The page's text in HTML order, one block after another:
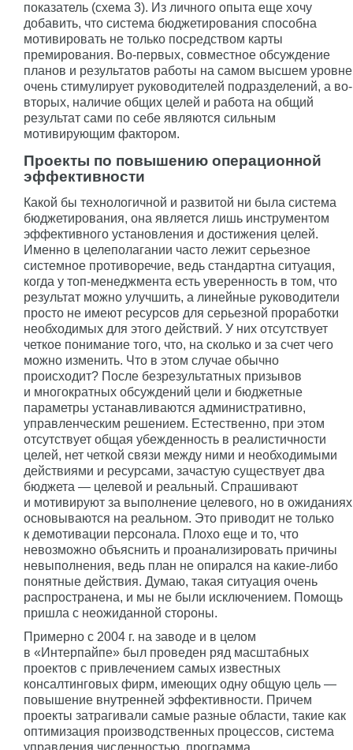
показатель (схема 3). Из личного опыта еще хочу
добавить, что система бюджетирования способна
мотивировать не только посредством карты
премирования. Во-первых, совместное обсуждение
планов и результатов работы на самом высшем уровне
очень стимулирует руководителей подразделений, а во-
вторых, наличие общих целей и работа на общий
результат сами по себе являются сильным
мотивирующим фактором.
Проекты по повышению операционной
эффективности
Какой бы технологичной и развитой ни была система
бюджетирования, она является лишь инструментом
эффективного установления и достижения целей.
Именно в целеполагании часто лежит серьезное
системное противоречие, ведь стандартна ситуация,
когда у топ-менеджмента есть уверенность в том, что
результат можно улучшить, а линейные руководители
просто не имеют ресурсов для серьезной проработки
необходимых для этого действий. У них отсутствует
четкое понимание того, что, на сколько и за счет чего
можно изменить. Что в этом случае обычно
происходит? После безрезультатных призывов
и многократных обсуждений цели и бюджетные
параметры устанавливаются административно,
управленческим решением. Естественно, при этом
отсутствует общая убежденность в реалистичности
целей, нет четкой связи между ними и необходимыми
действиями и ресурсами, зачастую существует два
бюджета — целевой и реальный. Спрашивают
и мотивируют за выполнение целевого, но в ожиданиях
основываются на реальном. Это приводит не только
к демотивации персонала. Плохо еще и то, что
невозможно объяснить и проанализировать причины
невыполнения, ведь план не опирался на какие-либо
понятные действия. Думаю, такая ситуация очень
распространена, и мы не были исключением. Помощь
пришла с неожиданной стороны.
Примерно с 2004 г. на заводе и в целом
в «Интерпайпе» был проведен ряд масштабных
проектов с привлечением самых известных
консалтинговых фирм, имеющих одну общую цель —
повышение внутренней эффективности. Причем
проекты затрагивали самые разные области, такие как
оптимизация производственных процессов, система
управления численностью, программа